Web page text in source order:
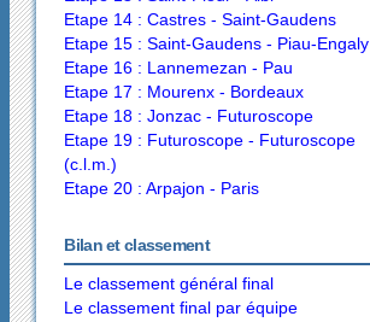
Etape 14 : Castres - Saint-Gaudens
Etape 15 : Saint-Gaudens - Piau-Engaly
Etape 16 : Lannemezan - Pau
Etape 17 : Mourenx - Bordeaux
Etape 18 : Jonzac - Futuroscope
Etape 19 : Futuroscope - Futuroscope
(c.l.m.)
Etape 20 : Arpajon - Paris
Bilan et classement
Le classement général final
Le classement final par équipe